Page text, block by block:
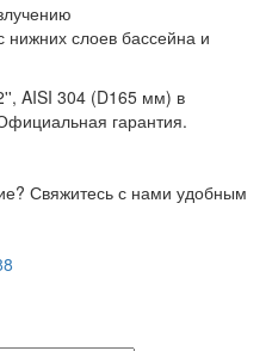
нижних слоев бассейна и
AISI 304 (D165 мм) в
гарантия.
Свяжитесь с нами удобным